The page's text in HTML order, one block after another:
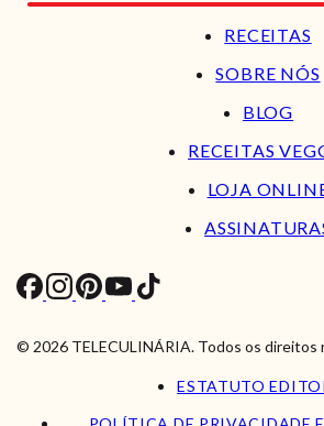
RECEITAS
SOBRE NÓS
BLOG
RECEITAS
LOJA
© 2026 TELECULINÁRIA. Todos os direitos
ESTATUTO